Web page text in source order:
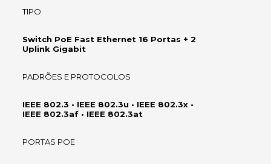
TIPO
Switch PoE Fast Ethernet 16 Portas + 2
Uplink Gigabit
PADRÕES E PROTOCOLOS
IEEE 802.3 • IEEE 802.3u • IEEE 802.3x •
IEEE 802.3af • IEEE 802.3at
PORTAS POE